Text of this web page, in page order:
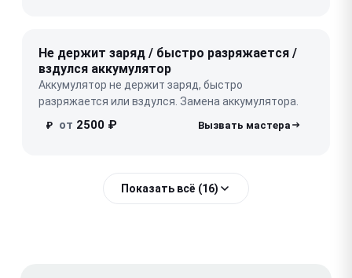
Не держит заряд / быстро разряжается /
вздулся аккумулятор
Аккумулятор не держит заряд, быстро
разряжается или вздулся. Замена аккумулятора.
₽ от 2500 ₽
Показать всё (16)